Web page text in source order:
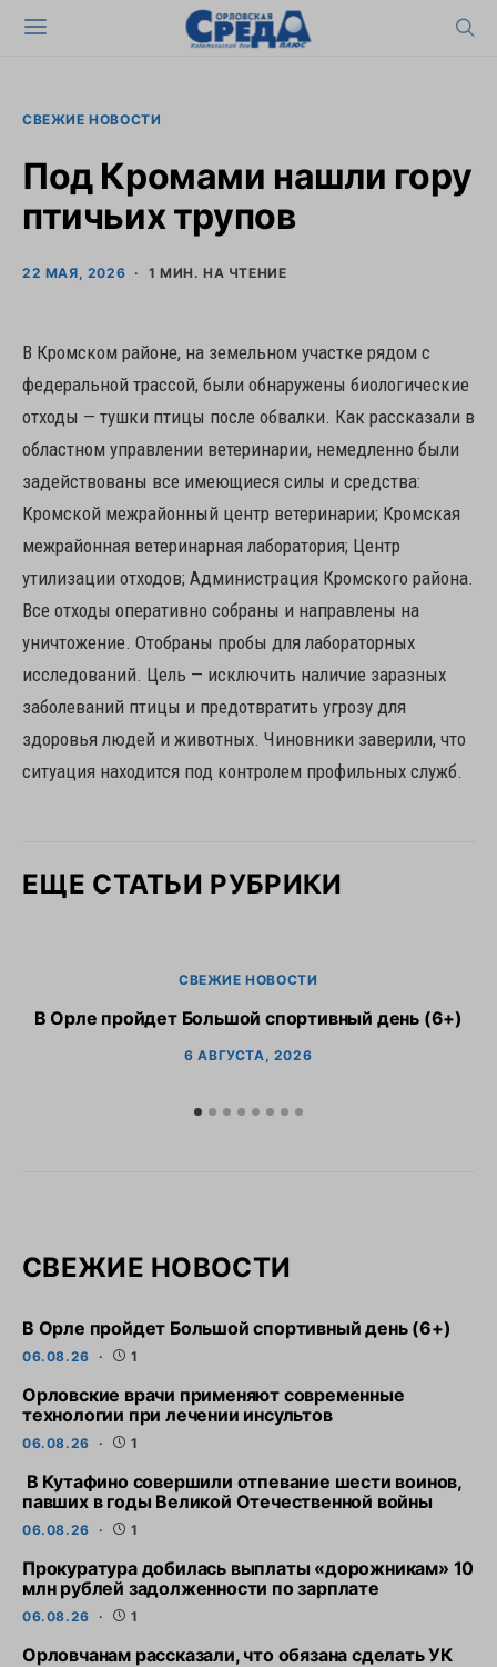
СВЕЖИЕ НОВОСТИ
Под Кромами нашли гору
птичьих трупов
22 МАЯ, 2026 1 МИН. НА ЧТЕНИЕ
В Кромском районе, на земельном участке рядом с
федеральной трассой, были обнаружены биологические
отходы — тушки птицы после обвалки. Как рассказали в
областном управлении ветеринарии, немедленно были
задействованы все имеющиеся силы и средства:
Кромской межрайонный центр ветеринарии; Кромская
межрайонная ветеринарная лаборатория; Центр
утилизации отходов; Администрация Кромского района.
Все отходы оперативно собраны и направлены на
уничтожение. Отобраны пробы для лабораторных
исследований. Цель — исключить наличие заразных
заболеваний птицы и предотвратить угрозу для
здоровья людей и животных. Чиновники заверили, что
ситуация находится под контролем профильных служб.
ЕЩЕ СТАТЬИ РУБРИКИ
СВЕЖИЕ НОВОСТИ
В Орле пройдет Большой спортивный день (6+)
6 АВГУСТА, 2026
СВЕЖИЕ НОВОСТИ
В Орле пройдет Большой спортивный день (6+)
06.08.26 1
Орловские врачи применяют современные
технологии при лечении инсультов
06.08.26 1
В Кутафино совершили отпевание шести воинов,
павших в годы Великой Отечественной войны
06.08.26 1
Прокуратура добилась выплаты «дорожникам» 10
млн рублей задолженности по зарплате
06.08.26 1
Орловчанам рассказали, что обязана сделать УК